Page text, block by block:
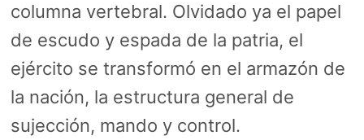
columna vertebral. Olvidado ya el papel
de escudo y espada de la patria, el
ejército se transformó en el armazón de
la nación, la estructura general de
sujección, mando y control.